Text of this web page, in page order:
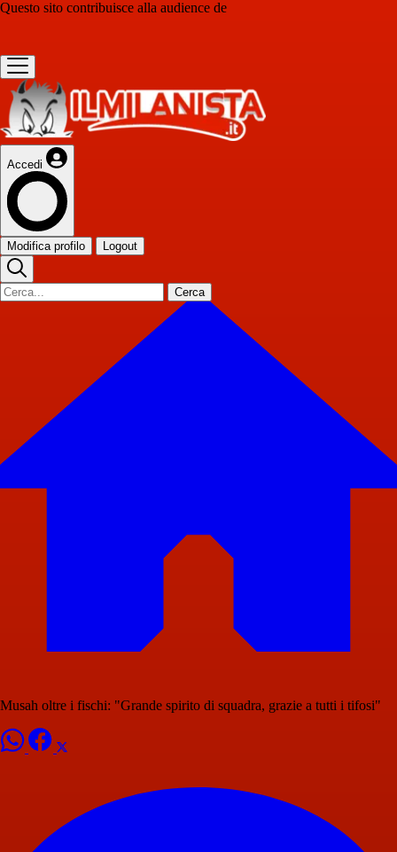
Questo sito contribuisce alla audience de
Accedi
Modifica profilo Logout
Cerca
Musah oltre i fischi: "Grande spirito di squadra, grazie a tutti i tifosi"